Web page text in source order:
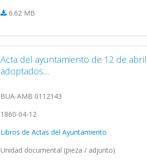
6.62 MB
Acta del ayuntamiento de 12 de
adoptados:...
BUA-AMB 0112143
1860-04-12
Libros de Actas del Ayuntamiento
Unidad documental (pieza / adjunto)